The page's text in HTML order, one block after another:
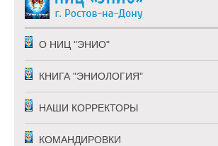
О НИЦ "ЭНИО"
КНИГА "ЭНИОЛОГИЯ"
НАШИ КОРРЕКТОРЫ
КОМАНДИРОВКИ